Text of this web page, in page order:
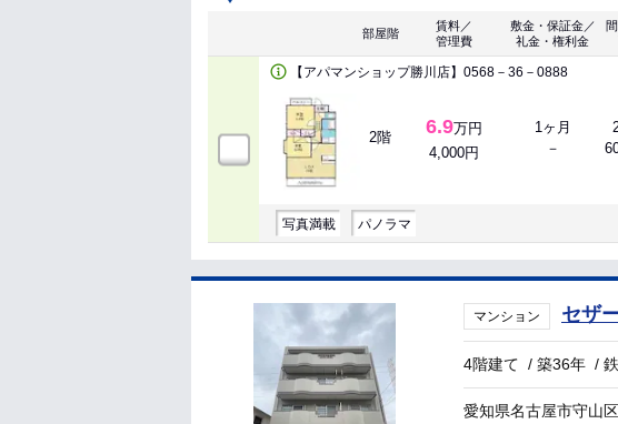
部屋階
賃料／
管理費
敷金・保証金／
礼金・権利金
【アパマンショップ勝川店】0568－36－0888
2階 6.9万円
4,000円
1ヶ月
－
写真満載 パノラマ
マンション セザ
4階建て /築36年 /
愛知県名古屋市守山